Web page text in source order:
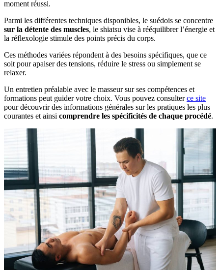
moment réussi.
Parmi les différentes techniques disponibles, le suédois se concentre
sur la détente des muscles, le shiatsu vise à rééquilibrer l’énergie et
la réflexologie stimule des points précis du corps.
Ces méthodes variées répondent à des besoins spécifiques, que ce
soit pour apaiser des tensions, réduire le stress ou simplement se
relaxer.
Un entretien préalable avec le masseur sur ses compétences et
formations peut guider votre choix. Vous pouvez consulterce site
pour découvrir des informations générales sur les pratiques les plus
courantes et ainsi comprendre les spécificités de chaque procédé.